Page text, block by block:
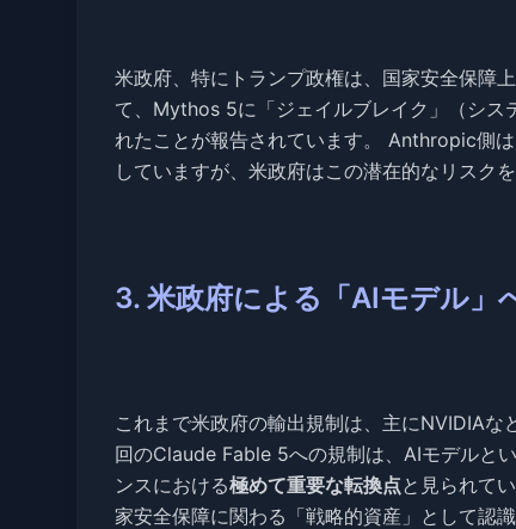
米政府、特にトランプ政権は、国家安全保障
て、Mythos 5に「ジェイルブレイク」（シス
れたことが報告されています。 Anthropic側
していますが、米政府はこの潜在的なリスク
3. 米政府による「AIモデル」
これまで米政府の輸出規制は、主にNVIDIA
回のClaude Fable 5への規制は、AIモデルと
ンスにおける極めて重要な転換点と見られて
家安全保障に関わる「戦略的資産」として認